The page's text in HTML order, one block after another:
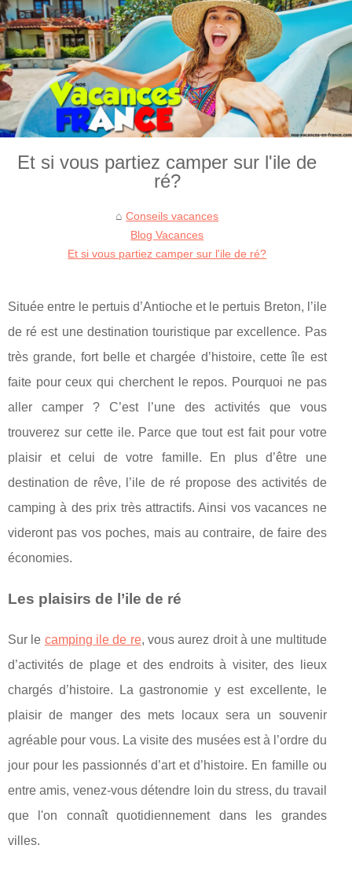
Et si vous partiez camper sur l'ile de
ré?
Conseils vacances
Blog Vacances
Et si vous partiez camper sur l'ile de ré?
Située entre le pertuis d’Antioche et le pertuis Breton, l’ile
de ré est une destination touristique par excellence. Pas
très grande, fort belle et chargée d’histoire, cette île est
faite pour ceux qui cherchent le repos. Pourquoi ne pas
aller camper ? C’est l’une des activités que vous
trouverez sur cette ile. Parce que tout est fait pour votre
plaisir et celui de votre famille. En plus d’être une
destination de rêve, l’ile de ré propose des activités de
camping à des prix très attractifs. Ainsi vos vacances ne
videront pas vos poches, mais au contraire, de faire des
économies.
Les plaisirs de l’ile de ré
Sur le camping ile de re, vous aurez droit à une multitude
d’activités de plage et des endroits à visiter, des lieux
chargés d’histoire. La gastronomie y est excellente, le
plaisir de manger des mets locaux sera un souvenir
agréable pour vous. La visite des musées est à l’ordre du
jour pour les passionnés d’art et d’histoire. En famille ou
entre amis, venez-vous détendre loin du stress, du travail
que l'on connaît quotidiennement dans les grandes
villes.